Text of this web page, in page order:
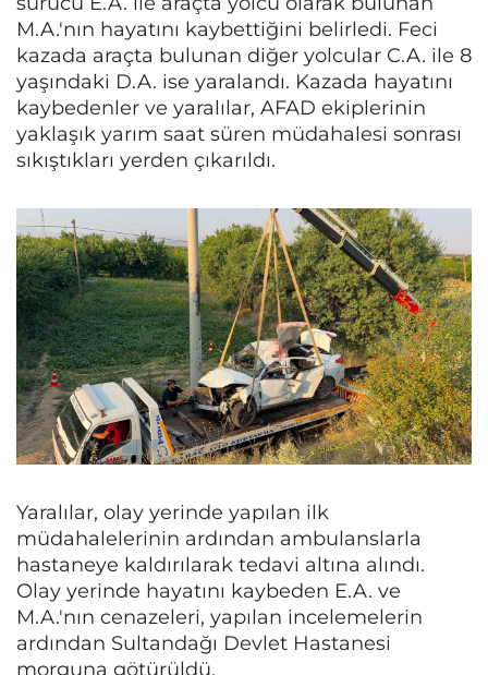
M.A.'nın hayatını kaybettiğini belirledi. Feci
kazada araçta bulunan diğer yolcular C.A. ile 8
yaşındaki D.A. ise yaralandı. Kazada hayatını
kaybedenler ve yaralılar, AFAD ekiplerinin
yaklaşık yarım saat süren müdahalesi sonrası
sıkıştıkları yerden çıkarıldı.
Yaralılar, olay yerinde yapılan ilk
müdahalelerinin ardından ambulanslarla
hastaneye kaldırılarak tedavi altına alındı.
Olay yerinde hayatını kaybeden E.A. ve
M.A.'nın cenazeleri, yapılan incelemelerin
ardından Sultandağı Devlet Hastanesi
morguna götürüldü.